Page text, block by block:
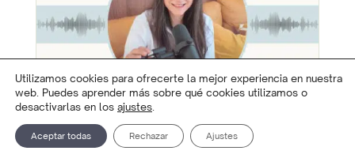
Utilizamos cookies para ofrecerte la mejor experiencia en nuestra
web. Puedes aprender más sobre qué cookies utilizamos o
desactivarlas en los ajustes
Aceptar todas Rechazar Ajustes